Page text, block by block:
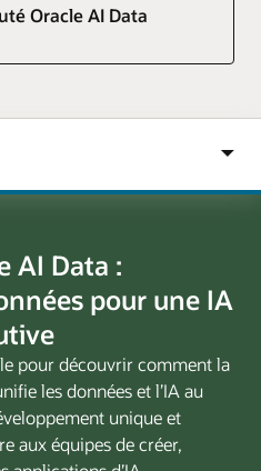
Oracle AI Data
AI Data :
pour une IA
pour découvrir comment la
les données et l’IA au
unique et
aux équipes de créer,